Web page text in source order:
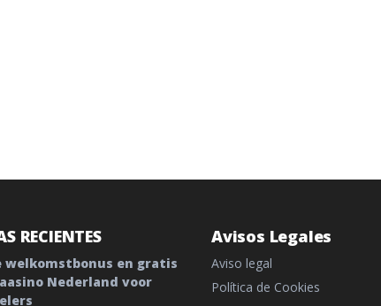
RECIENTES
welkomstbonus en gratis
Nederland voor
Avisos Legales
Aviso legal
Política de Cookies